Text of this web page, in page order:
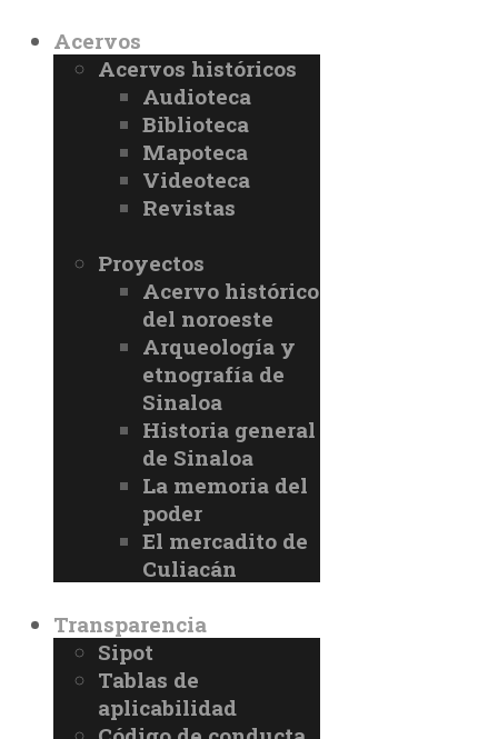
Acervos
Acervos históricos
Audioteca
Biblioteca
Mapoteca
Videoteca
Revistas
Proyectos
Acervo histórico
del noroeste
Arqueología y
etnografía de
Sinaloa
Historia general
de Sinaloa
La memoria del
poder
El mercadito de
Culiacán
Transparencia
Sipot
Tablas de
aplicabilidad